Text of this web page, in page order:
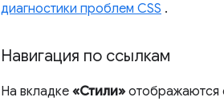
диагностики проблем CSS .
Навигация по ссылкам
На вкладке «Стили» отображаются